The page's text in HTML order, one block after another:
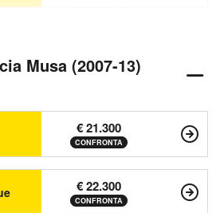
Musa (2007-13)
€ 21.300
CONFRONTA
€ 22.300
CONFRONTA